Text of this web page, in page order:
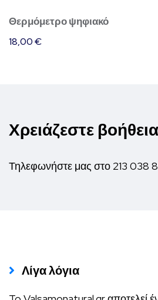
Θερμόμετρο ψηφιακό
18,00€
Χρειάζεστε
Τηλεφωνήστε μας στο 213 038
Λίγα λόγια